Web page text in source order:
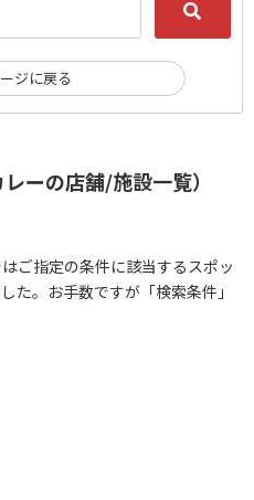
ーの店舗/施設一覧）
ご指定の条件に該当するスポッ
た。お手数ですが「検索条件」
ジに戻る